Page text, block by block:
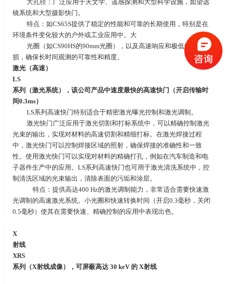
大孔径：广泛应用于天文学、遥感探测和大型科学设施，如望远
镜系统和大型摄影快门。
特点：如CS65S提供了稳定的性能和可靠的长期使用，特别是在
环境条件变化较大的户外或工业应用中。大
光圈（如CS90HS的90mm光圈），以及高速响应和极低的机械磨
损，确保长时间观测的可靠性和精度。
激光（高速）
LS
系列（激光系统），该公司产品中速度最快的高速快门（开启传输时
间0.3ms）
LS系列高速快门特别适合于精密激光曝光控制和激光调制。
激光快门广泛应用于激光切割和打标系统中，可以精确控制激光
光束的输出，实现对材料的高速切割和精细打标。在激光焊接过程
中，激光快门可以控制焊接区域的照射，确保焊接的准确性和一致
性。使用激光快门可以实现对材料的精确打孔，例如在汽车制造和电
子器件生产中的应用。 LS系列高速快门也可用于激光清洗系统中，控
制清洗区域的光束输出，清除表面的污垢和涂层。
特点：提供高达400 Hz的激光调制能力，非常适合需要快速激
光调制的高速激光系统。小光圈和快速转换时间（开启0.3毫秒，关闭
0.5毫秒）使其在需要快速、精确控制的应用中表现出色。
X
射线
XRS
系列（X射线成像），可屏蔽高达30 keV 的X射线